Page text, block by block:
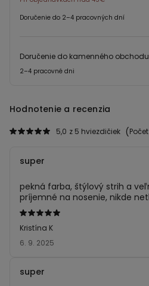
Doručenie do 2–4 pracovných dní
Doručenie do kamenného obchodu
2–4 pracovné dni
Hodnotenie a recenzia
5,0 z 5 hviezdičiek
Hodnotenie:
5
z 5
6. 9. 2025
Kristína K
super
pekná farba, štýlový strih a
príjemné na nosenie, nikde
super